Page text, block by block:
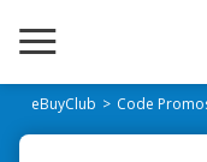
eBuyClub Code